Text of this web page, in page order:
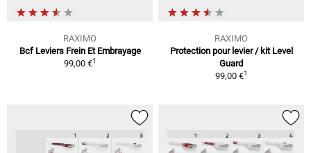
RAXIMO
Bcf Leviers Frein Et Embrayage
99,00 €1
RAXIMO
Protection pour levier / kit Level
Guard
99,00 €1